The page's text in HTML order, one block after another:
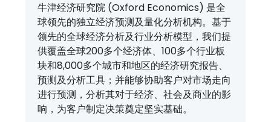
牛津经济研究院 (Oxford Economics) 是全
球领先的独立经济预测及量化分析机构。基于
领先的全球经济分析及行业分析模型，我们提
供覆盖全球200多个经济体、100多个行业板
块和8,000多个城市和地区的经济研究报告、
预测及分析工具；并能够协助客户对市场走向
进行预测，分析其对于经济、社会及商业的影
响，为客户制定决策奠定坚实基础。